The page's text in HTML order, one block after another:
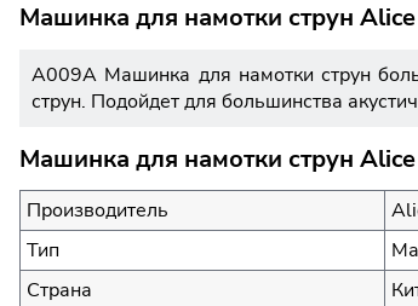
Машинка для намотки струн
A009A Машинка для намотки струн
струн. Подойдет для большинства
Машинка для намотки струн
Производитель
Тип
Страна